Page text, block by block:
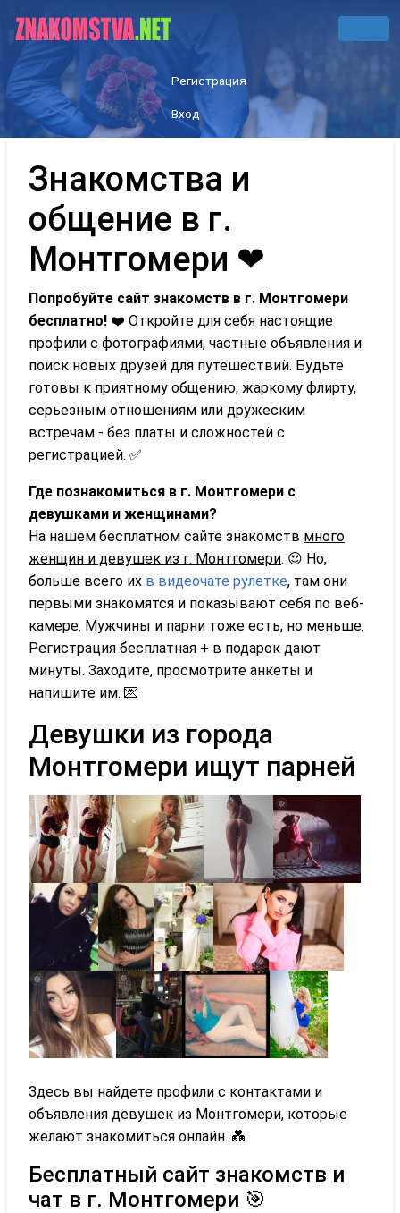
Регистрация
Вход
Знакомства и
общение в г.
Монтгомери ❤
Попробуйте сайт знакомств в г. Монтгомери
бесплатно! ❤️ Откройте для себя настоящие
профили с фотографиями, частные объявления и
поиск новых друзей для путешествий. Будьте
готовы к приятному общению, жаркому флирту,
серьезным отношениям или дружеским
встречам - без платы и сложностей с
регистрацией. ✅
Где познакомиться в г. Монтгомери с
девушками и женщинами?
На нашем бесплатном сайте знакомств много
женщин и девушек из г. Монтгомери. 😍 Но,
больше всего их в видеочате рулетке, там они
первыми знакомятся и показывают себя по веб-
камере. Мужчины и парни тоже есть, но меньше.
Регистрация бесплатная + в подарок дают
минуты. Заходите, просмотрите анкеты и
напишите им. 💌
Девушки из города
Монтгомери ищут парней
Здесь вы найдете профили с контактами и
объявления девушек из Монтгомери, которые
желают знакомиться онлайн. 💑
Бесплатный сайт знакомств и
чат в г. Монтгомери 🎯